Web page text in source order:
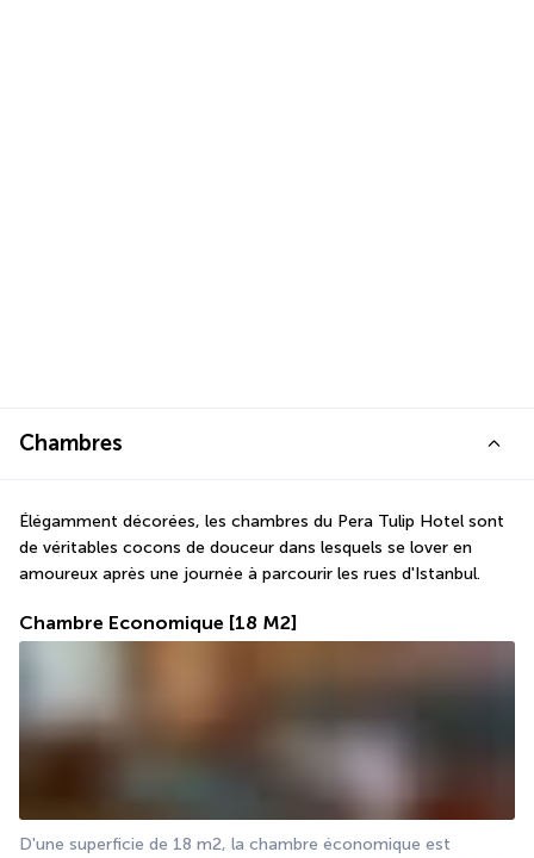
Chambres
Élégamment décorées, les chambres du Pera Tulip Hotel sont
de véritables cocons de douceur dans lesquels se lover en
amoureux après une journée à parcourir les rues d'Istanbul.
Chambre Economique [18 M2]
D'une superficie de 18 m2, la chambre économique est